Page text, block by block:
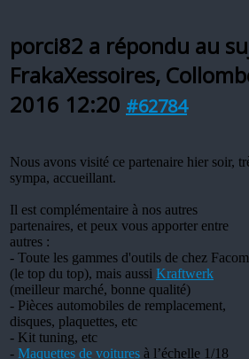
porci82 a répondu au
FrakaXessoires,
2016 12:20 #62784
Nous avons visité ce partenaire hier soir,
sympa, accueillant.
Il est complémentaire à nos autres
partenaires, et peux vous apporter entre
autres :
- Toute les gammes d'outils de chez Facom
(le top du top), mais aussi Kraftwerk
(meilleur marché, bonne qualité)
- Pièces automobiles de remplacement,
disques, plaquettes, etc
- Kit tuning, etc
- Maquettes de voitures à l’échelle 1/18